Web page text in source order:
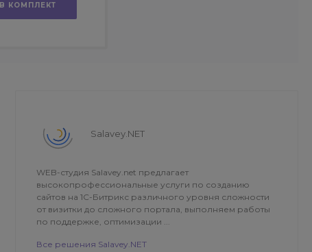
В КОМПЛЕКТ
Salavey.NET
WEB-студия Salavey.net предлагает
высокопрофессиональные услуги по созданию
сайтов на 1С-Битрикс различного уровня сложности
от визитки до сложного портала, выполняем работы
по поддержке, оптимизации ...
Все решения Salavey.NET